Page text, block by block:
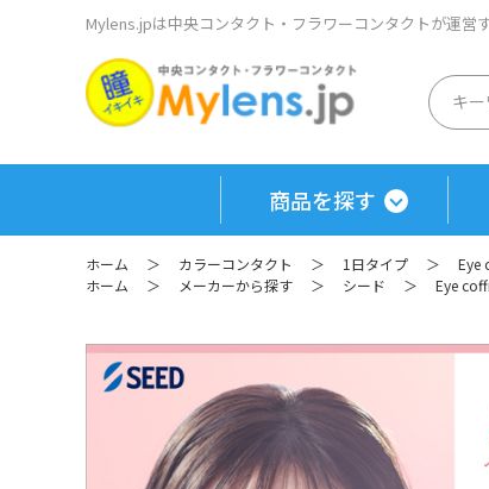
Mylens.jpは中央コンタクト・フラワーコンタクトが運営
商品を探す
ホーム ＞ カラーコンタクト ＞ 1日タイプ ＞
Eye
ホーム
＞ メーカーから探す ＞ シード ＞ Eye